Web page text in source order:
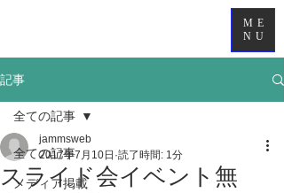
ME
NU
記事
全ての記事
メディア掲載
全ての記事
スライド会イベント無
jammsweb
2017年7月10日 読了時間: 1分